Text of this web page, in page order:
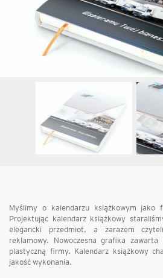
Myślimy o kalendarzu książkowym jako
Projektując kalendarz książkowy
elegancki przedmiot, a zarazem
reklamowy. Nowoczesna grafika
plastyczną firmy. Kalendarz książkowy
jakość wykonania.